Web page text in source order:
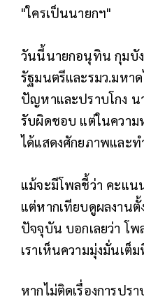
"ใครเป็นนายกฯ"
วันนี้นายกอนุทิน กุมบั
รัฐมนตรีและรมว.มหา
ปัญหาและปราบโกง
รับผิดชอบ แต่ในความ
ได้แสดงศักยภาพและ
แม้จะมีโพลชี้ว่า คะแน
แต่หากเทียบดูผลงาน
ปัจจุบัน บอกเลยว่า โ
เราเห็นความมุ่งมั่นเ
หากไม่ติดเรื่องการปร